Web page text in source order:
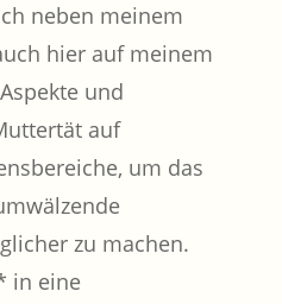
neben meinem
hier auf meinem
und
auf
um das
zu machen.
in eine